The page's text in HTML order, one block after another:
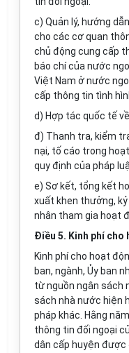
c) Quản lý, hướng
cho các cơ quan
chủ động cung cấp
báo chí của nước
Việt Nam ở nước
cấp thông tin tình
d) Hợp tác quốc tế về
đ) Thanh tra, kiểm
nại, tố cáo trong
quy định của pháp
e) Sơ kết, tổng kết
xuất khen thưởng, kỷ
nhân tham gia hoạt
Điều 5. Kinh phí
Kinh phí cho hoạt
ban, ngành, Ủy ban
từnguồn ngân sách
sách nhà nước hiện
pháp khác. Hằng
thông tin đối ngoại
dân cấp huyện được